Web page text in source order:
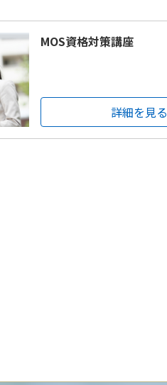
MOS資格対策講座
詳細を見る